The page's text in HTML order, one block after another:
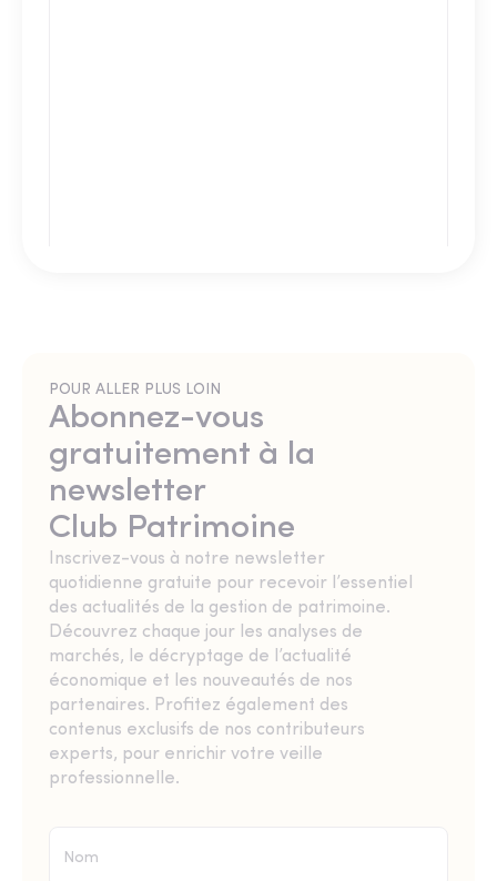
POUR ALLER PLUS LOIN
Abonnez-vous
gratuitement à la
newsletter
Club Patrimoine
Inscrivez-vous à notre newsletter
quotidienne gratuite pour recevoir l’essentiel
des actualités de la gestion de patrimoine.
Découvrez chaque jour les analyses de
marchés, le décryptage de l’actualité
économique et les nouveautés de nos
partenaires. Profitez également des
contenus exclusifs de nos contributeurs
experts, pour enrichir votre veille
professionnelle.